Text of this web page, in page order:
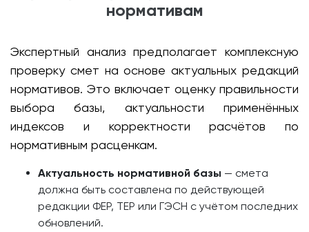
нормативам
Экспертный анализ предполагает комплексную
проверку смет на основе актуальных редакций
нормативов. Это включает оценку правильности
выбора базы, актуальности применённых
индексов и корректности расчётов по
нормативным расценкам.
Актуальность нормативной базы — смета
должна быть составлена по действующей
редакции ФЕР, ТЕР или ГЭСН с учётом последних
обновлений.